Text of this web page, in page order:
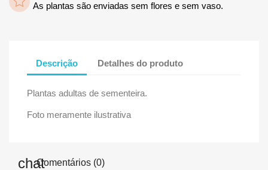
As plantas são enviadas sem flores e sem vaso.
Descrição Detalhes do produto
Plantas adultas de sementeira.
Foto meramente ilustrativa
Comentários (0)